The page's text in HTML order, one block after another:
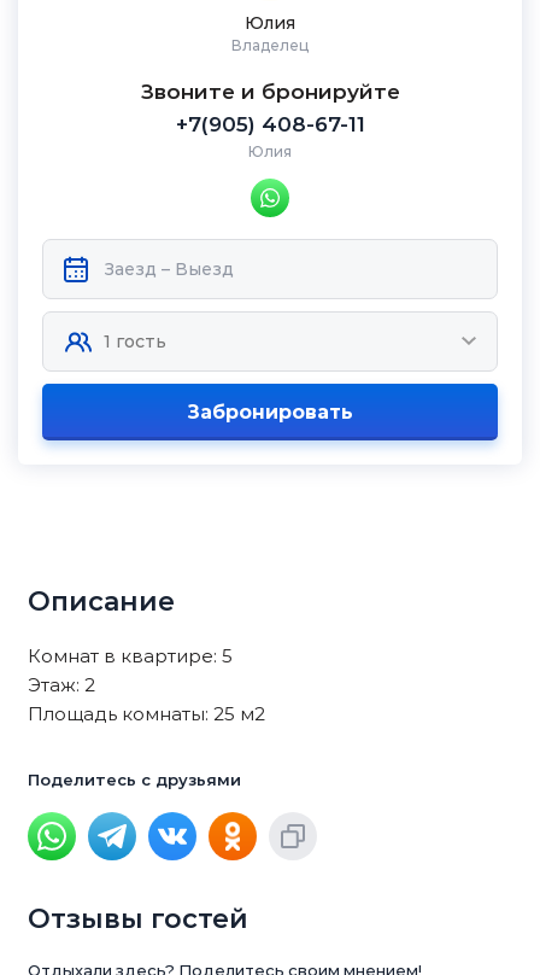
Юлия
Владелец
Звоните и бронируйте
+7(905) 408-67-11
Юлия
Забронировать
Описание
Комнат в квартире: 5
Этаж: 2
Площадь комнаты: 25 м2
Поделитесь с друзьями
Отзывы гостей
Отдыхали здесь? Поделитесь своим мнением!